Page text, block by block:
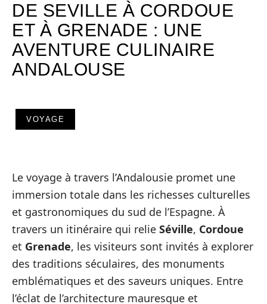
DE SEVILLE À CORDOUE
ET À GRENADE : UNE
AVENTURE CULINAIRE
ANDALOUSE
VOYAGE
Le voyage à travers l’Andalousie promet une
immersion totale dans les richesses culturelles
et gastronomiques du sud de l’Espagne. À
travers un itinéraire qui relie Séville, Cordoue
et Grenade, les visiteurs sont invités à explorer
des traditions séculaires, des monuments
emblématiques et des saveurs uniques. Entre
l’éclat de l’architecture mauresque et